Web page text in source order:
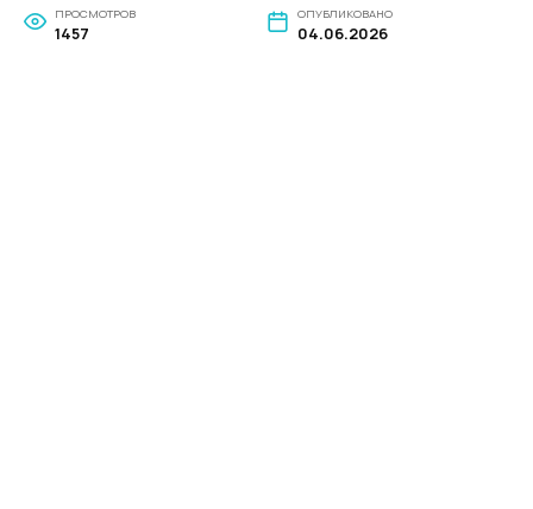
ПРОСМОТРОВ
1457
ОПУБЛИКОВАНО
04.06.2026